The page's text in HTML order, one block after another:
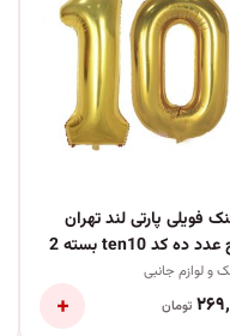
فویلی پارتی لند تهران
طرح عدد ده کد ten10 بسته 2
و لوازم جانبی
تومان +